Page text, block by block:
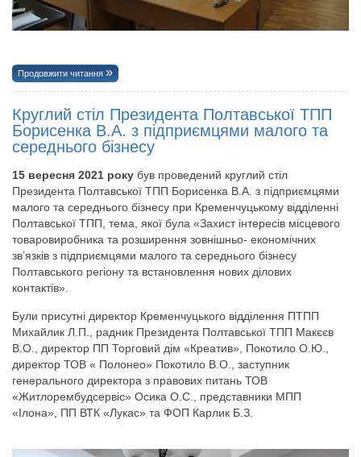
Продовжити читання
Круглий стіл Президента Полтавської ТПП
Борисенка В.А. з підприємцями малого та
середнього бізнесу
15 вересня 2021 року був проведений круглий стіл
Президента Полтавської ТПП Борисенка В.А. з підприємцями
малого та середнього бізнесу при Кременчуцькому відділенні
Полтавської ТПП, тема, якої була «Захист інтересів місцевого
товаровиробника та розширення зовнішньо- економічних
зв’язків з підприємцями малого та середнього бізнесу
Полтавського регіону та встановлення нових ділових
контактів».
Були присутні директор Кременчуцького відділення ПТПП
Михайлик Л.П., радник Президента Полтавської ТПП Макєєв
В.О., директор ПП Торговий дім «Креатив», Покотило О.Ю.,
директор ТОВ « Полонео» Покотило В.О., заступник
генерального директора з правових питань ТОВ
«Житлорембудсервіс» Осика О.С., представники МПП
«Ілона», ПП ВТК «Лукас» та ФОП Карлик Б.З.